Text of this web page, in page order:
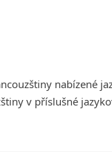
nabízené
v příslušné